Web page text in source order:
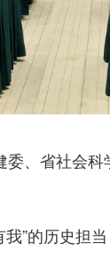
委、 省社会科
”的历史担